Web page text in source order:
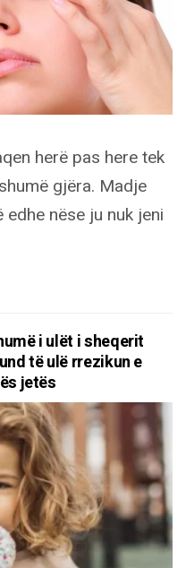
herë pas here tek
gjëra. Madje
nëse ju nuk jeni
i ulët i sheqerit
të ulë rrezikun e
jetës